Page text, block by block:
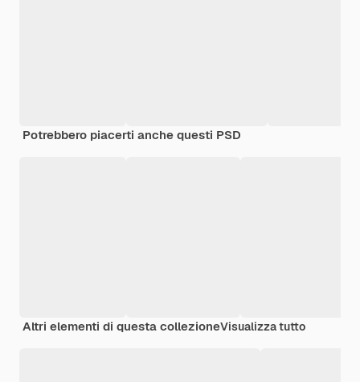
Potrebbero piacerti anche questi PSD
Altri elementi di questa collezioneVisualizza tutto